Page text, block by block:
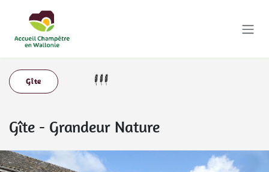
Gîte
Gîte - Grandeur Nature